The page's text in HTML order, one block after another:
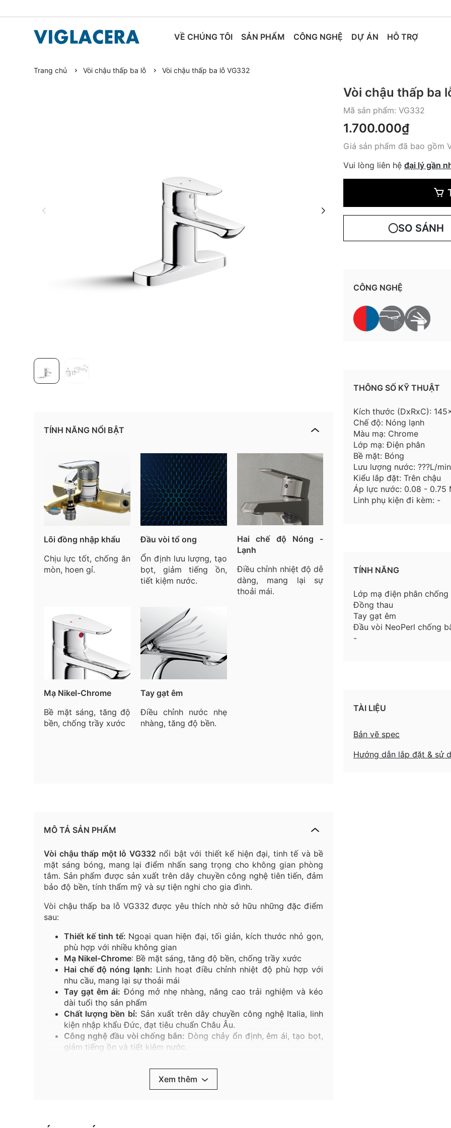
VỀ CHÚNG TÔI SẢN PHẨM CÔNG NGHỆ DỰ ÁN HỖ TRỢ
TIN TỨC
Trang chủ Vòi chậu thấp ba lỗ Vòi chậu thấp ba lỗ VG332
TÍNH NĂNG NỔI BẬT
Lõi đồng nhập khẩu
Chịu lực tốt, chống ăn
mòn, hoen gỉ.
Đầu vòi tổ ong
Ổn định lưu lượng, tạo
bọt, giảm tiếng ồn,
tiết kiệm nước.
Hai chế độ Nóng -
Lạnh
Điều chỉnh nhiệt độ dễ
dàng, mang lại sự
thoải mái.
Mạ Nikel-Chrome
Bề mặt sáng, tăng độ
bền, chống trầy xước
Tay gạt êm
Điều chỉnh nước nhẹ
nhàng, tăng độ bền.
MÔ TẢ SẢN PHẨM
Vòi chậu thấp một lỗ VG332 nổi bật với thiết kế hiện đại, tinh tế và bề
mặt sáng bóng, mang lại điểm nhấn sang trọng cho không gian phòng
tắm. Sản phẩm được sản xuất trên dây chuyền công nghệ tiên tiến, đảm
bảo độ bền, tính thẩm mỹ và sự tiện nghi cho gia đình.
Vòi chậu thấp ba lỗ VG332 được yêu thích nhờ sở hữu những đặc điểm
sau:
Thiết kế tinh tế: Ngoại quan hiện đại, tối giản, kích thước nhỏ gọn,
phù hợp với nhiều không gian
Mạ Nikel-Chrome: Bề mặt sáng, tăng độ bền, chống trầy xước
Hai chế độ nóng lạnh: Linh hoạt điều chỉnh nhiệt độ phù hợp với
nhu cầu, mang lại sự thoải mái
Tay gạt êm ái: Đóng mở nhẹ nhàng, nâng cao trải nghiệm và kéo
dài tuổi thọ sản phẩm
Chất lượng bền bỉ: Sản xuất trên dây chuyền công nghệ Italia, linh
kiện nhập khẩu Đức, đạt tiêu chuẩn Châu Âu.
Công nghệ đầu vòi chống bắn: Dòng chảy ổn định, êm ái, tạo bọt,
giảm tiếng ồn và tiết kiệm nước.
nhập khẩu chống oxi hóa, chống ăn mòn hiệu quả.
Chịu mài mòn tốt, chịu nhiệt lên tới 90°C,
tăng tuổi thọ sản phẩm.
Xem thêm
Vòi chậu thấp ba
Mã sản phẩm: VG332
1.700.000₫
Giá sản phẩm đã bao gồm
Vui lòng liên hệ đại lý gần
SO SÁNH
CÔNG NGHỆ
THÔNG SỐ KỸ THUẬT
Kích thước (DxRxC):
Chế độ: Nóng lạnh
Màu mạ: Chrome
Lớp mạ: Điện phân
Bề mặt: Bóng
Lưu lượng nước: ???L/min
Kiểu lắp đặt: Trên chậu
Áp lực nước: 0.08 - 0.75
Linh phụ kiện đi kèm: -
TÍNH NĂNG
Lớp mạ điện phân
Đồng thau
Tay gạt êm
Đầu vòi NeoPerl chống
-
TÀI LIỆU
Bản vẽ spec
Hướng dẫn lắp đặt & sử